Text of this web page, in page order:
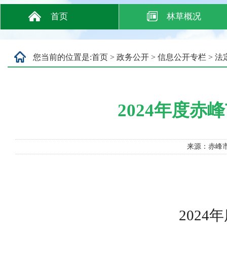
首页 林草概况
您当前的位置是:首页 > 政务公开 > 信息公开专栏 > 法
2024年度赤
来源：赤峰
2024